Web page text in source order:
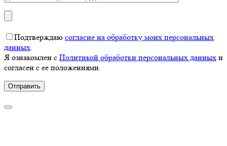
Подтверждаю согласие на обработку моих персональных
данных
Я ознакомлен с Политикой обработки персональных данных и
согласен с ее положениями.